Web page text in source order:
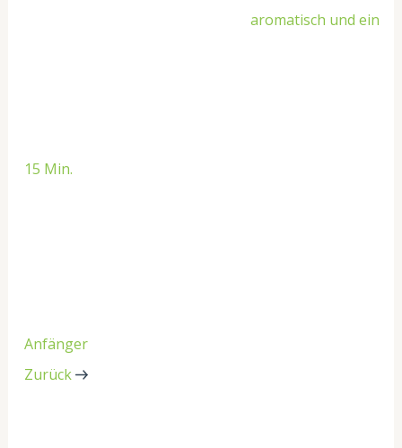
15 Min.
Anfänger
Zurück
aromatisch und ein